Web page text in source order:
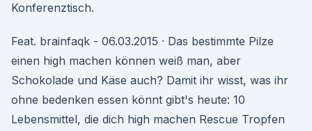
Konferenztisch.
Feat. brainfaqk - 06.03.2015 · Das bestimmte Pilze
einen high machen können weiß man, aber
Schokolade und Käse auch? Damit ihr wisst, was ihr
ohne bedenken essen könnt gibt's heute: 10
Lebensmittel, die dich high machen Rescue Tropfen